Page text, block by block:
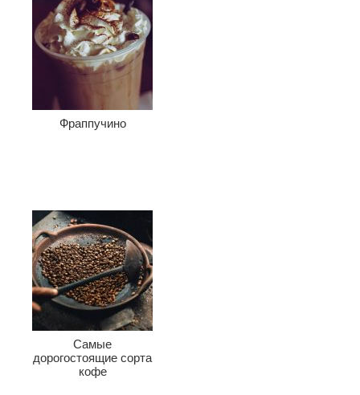
Фраппучино
Самые
дорогостоящие сорта
кофе